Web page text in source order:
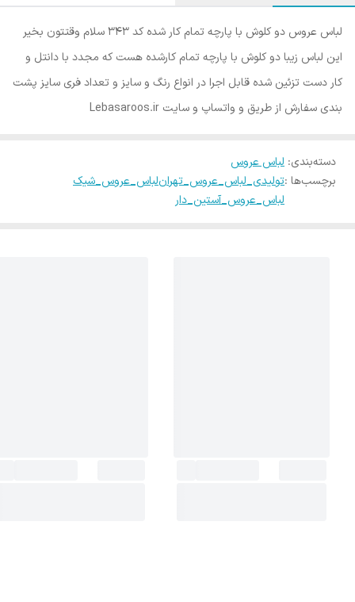
لباس عروس دو کلوش با پارچه تمام کار شده کد ۳۴۳ سلام وقتتون بخیر
این لباس زیبا دو کلوش با پارچه تمام کارشده هست که مجدد با دانتل و
کار دست تزئین شده قابل اجرا در انواع رنگ و سایز و تعداد فری سایز پشت
بندی سفارش از طریق و واتساپ و سایت Lebasaroos.ir
دسته‌بندی: لباس عروس
برچسب‌ها :تولیدی_لباس_عروس_تهرانلباس_عروس_شیک
لباس_عروس_آستین_دار